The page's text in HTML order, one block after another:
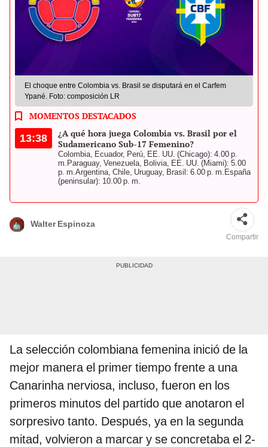
El choque entre Colombia vs. Brasil se disputará en el Carfem
Ypané. Foto: composición LR
MOMENTOS DESTACADOS
13:38
¿A qué hora juega Colombia vs. Brasil por el
Sudamericano Sub-17 Femenino?
Colombia, Ecuador, Perú, EE. UU. (Chicago): 4.00 p.
m. Paraguay, Venezuela, Bolivia, EE. UU. (Miami): 5.00
p. m. Argentina, Chile, Uruguay, Brasil: 6.00 p. m. España
(peninsular): 10.00 p. m.
Walter Espinoza
Compartir
La selección colombiana femenina inició de la
mejor manera el primer tiempo frente a una
Canarinha nerviosa, incluso, fueron en los
primeros minutos del partido que anotaron el
sorpresivo tanto. Después, ya en la segunda
mitad, volvieron a marcar y se concretaba el 2-